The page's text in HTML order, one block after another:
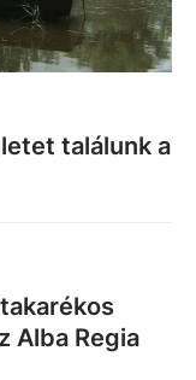
találunk a
Alba Regia